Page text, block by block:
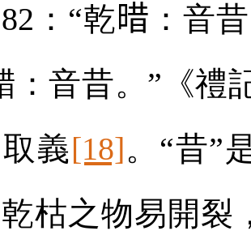
82 ：“乾𣈏 ：音
：音昔。”《禮
義[18]。“昔”
枯之物易開裂